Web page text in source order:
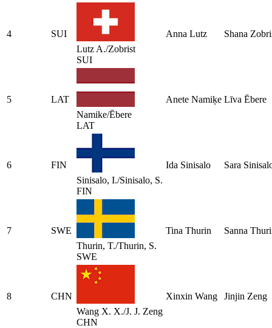
4
SUI
Lutz A./Zobrist
SUI
Anna Lutz Shana
5
LAT
Namike/Ēbere
LAT
Anete Namiķe Līva Ēbere
6
FIN
Sinisalo, I./Sinisalo, S.
FIN
Ida Sinisalo Sara
7
SWE
Thurin, T./Thurin, S.
SWE
Tina Thurin Sanna
8
CHN
Wang X. X./J. J. Zeng
CHN
Xinxin Wang Jinjin Zeng